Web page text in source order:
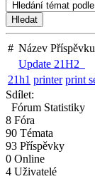
# Název Příspěvku
Update 21H2
21h1 printer print
Sdílet:
Fórum Statistiky
8 Fóra
90 Témata
93 Příspěvky
0 Online
4 Uživatelé